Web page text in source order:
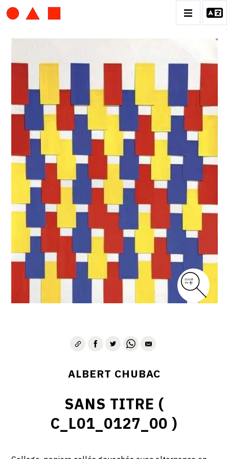
ALBERT CHUBAC
BIOGRAPHIE
CATALOGUE DES OEUVRES
CONTACT
ALBERT CHUBAC
SANS TITRE (
C_L01_0127_00 )